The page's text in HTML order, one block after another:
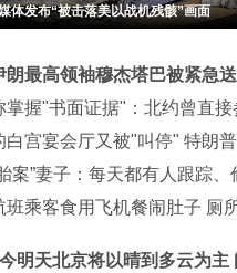
存一席红裙 乌黑长发如瀑布垂下
朗最高领袖穆杰塔巴被紧急
掌握"书面证据"：北约曾直
白宫宴会厅又被"叫停" 特朗
案”妻子：每天都有人跟踪、
班乘客食用飞机餐闹肚子 厕
今明天北京将以晴到多云为主